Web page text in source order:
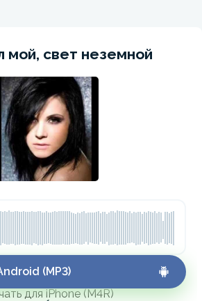
мой, свет неземной
(MP3)
для iPhone (M4R)